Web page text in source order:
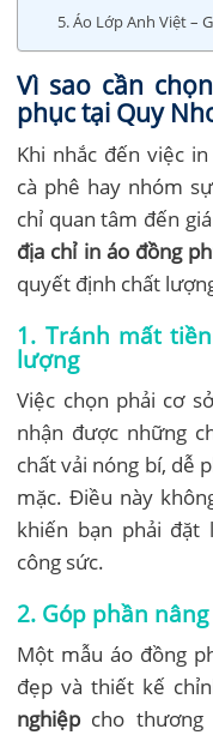
5. Áo Lớp Anh Việt –
Vì sao cần
phục tại Quy
Khi nhắc đến việc
cà phê hay nhóm
chỉ quan tâm đến
địa chỉ in áo đồng
quyết định chất
1. Tránh mất
lượng
Việc chọn phải cơ
nhận được những
chất vải nóng bí, dễ
mặc. Điều này
khiến bạn phải đặt
công sức.
2. Góp phần
Một mẫu áo đồng
đẹp và thiết kế
nghiệpcho thương